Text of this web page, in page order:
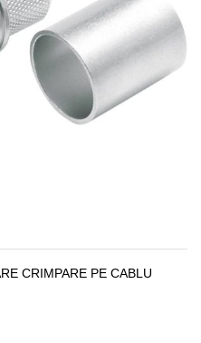
CRIMPARE PE CABLU